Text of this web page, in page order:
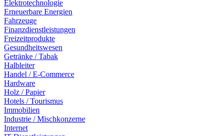
Elektrotechnologie
Erneuerbare Energien
Fahrzeuge
Finanzdienstleistungen
Freizeitprodukte
Gesundheitswesen
Getränke / Tabak
Halbleiter
Handel / E-Commerce
Hardware
Holz / Papier
Hotels / Tourismus
Immobilien
Industrie / Mischkonzerne
Internet